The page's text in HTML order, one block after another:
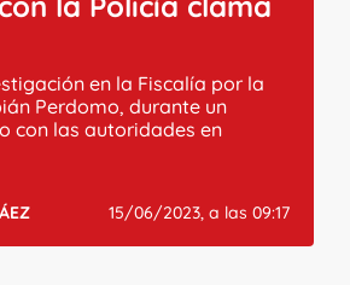
en la Fiscalía por la
Perdomo, durante un
con las autoridades en
15/06/2023, a las 09:17